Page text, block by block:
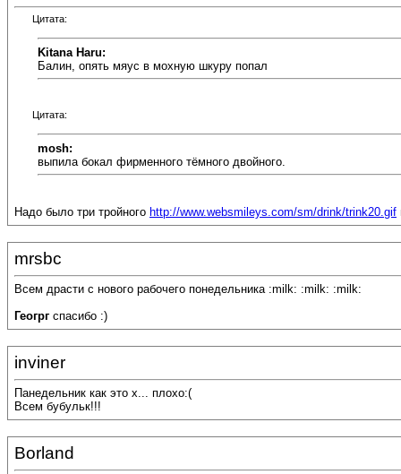
Цитата:
Kitana Haru:
Балин, опять мяус в мохную шкуру попал
Цитата:
mosh:
выпила бокал фирменного тёмного двойного.
Надо было три тройного http://www.websmileys.com/sm/drink/trink20.gif
mrsbc
Всем драсти с нового рабочего понедельника :milk: :milk: :milk:
Геогрг спасибо :)
inviner
Панедельник как это х... плохо:(
Всем бубульк!!!
Borland